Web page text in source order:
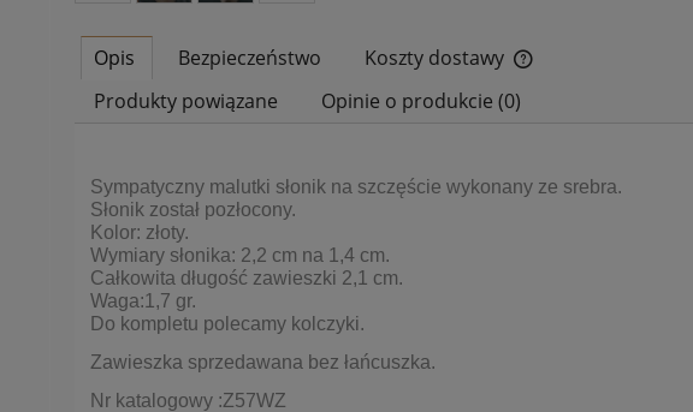
Opis Bezpieczeństwo Koszty dostawy
Produkty powiązane Opinie o produkcie (0)
Sympatyczny malutki słonik na szczęście wykonany ze srebra.
Słonik został pozłocony.
Kolor: złoty.
Wymiary słonika: 2,2 cm na 1,4 cm.
Całkowita długość zawieszki 2,1 cm.
Waga:1,7 gr.
Do kompletu polecamy kolczyki.
Zawieszka sprzedawana bez łańcuszka.
Nr katalogowy :Z57WZ